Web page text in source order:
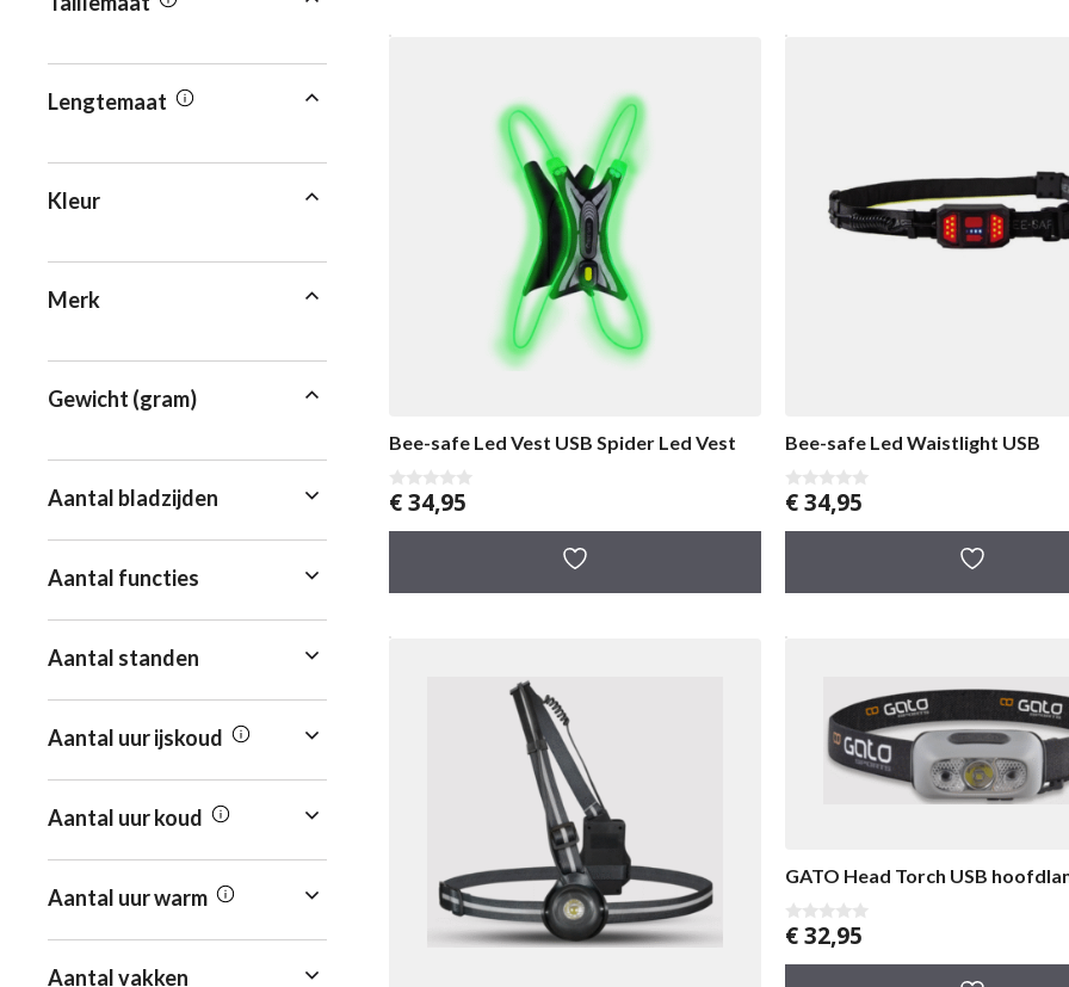
Bee-safe Led Vest USB Spider Led Vest
0
v
a
€34,95
Bee-safe Led Waistlight USB
0
v
a
€34,95
GATO Head Torch USB
0
v
a
€32,95
Lengtemaat
Kleur
Merk
Gewicht (gram)
Aantal bladzijden
Aantal functies
Aantal standen
Aantal uur ijskoud
Aantal uur koud
Aantal uur warm
Aantal vakken